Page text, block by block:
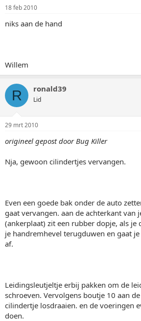
18 feb 2010
niks aan de hand
Willem
R ronald39
Lid
29 mrt 2010
origineel gepost door Bug Killer
Nja, gewoon cilindertjes vervangen.
Even een goede bak onder de auto
gaat vervangen. aan de achterkant van
(ankerplaat) zit een rubber dopje, als je
je handremhevel terugduwen en gaat
af.
Leidingsleutjeltje erbij pakken om de
schroeven. Vervolgens boutje 10 aan
cilindertje losdraaien. en de voeringen
doen.